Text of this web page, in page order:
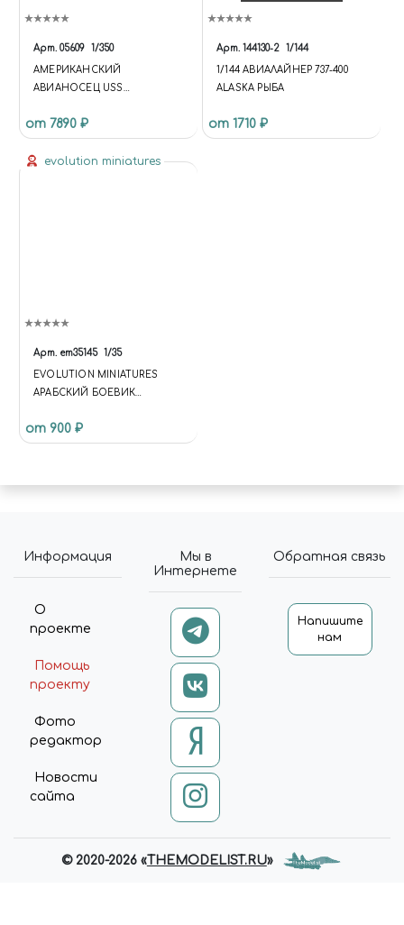
Арт. 05609 1/350
АМЕРИКАНСКИЙ
АВИАНОСЕЦ USS
от 7890 ₽
Арт. 144130-2 1/144
1/144 АВИАЛАЙНЕР 737-400
ALASKA РЫБА
от 1710 ₽
evolution miniatures
Арт. em35145 1/35
EVOLUTION MINIATURES
АРАБСКИЙ БОЕВИК
от 900 ₽
Информация
О
проекте
Помощь
проекту
Фото
редактор
Новости
сайта
Мы в
Интернете
Обратная связь
Напишите
нам
© 2020-2026 «THEMODELIST.RU»